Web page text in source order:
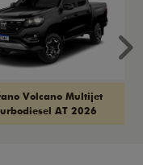
Volcano Multijet
AT 2026